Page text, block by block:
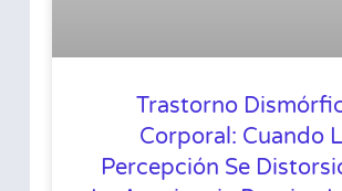
Trastorno
Corporal: Cuando
Percepción Se